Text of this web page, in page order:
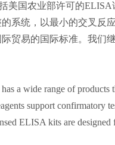
美国农业部许可的
系统，以最小的交叉反
贸易的国际标准。我们
a wide range of products
support confirmatory
ELISA kits are designed